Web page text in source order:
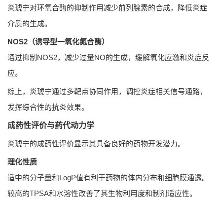
炎琥宁对环氧合酶的抑制作用减少前列腺素的合成，降低炎症
介质的生成。
NOS2（诱导型一氧化氮合酶）
通过抑制NOS2，减少过量NO的生成，缓解氧化应激和炎症反
应。
综上，炎琥宁通过多靶点协同作用，调控炎症相关信号通路，
发挥综合性的抗炎效果。
成药性评价与药代动力学
炎琥宁的成药性评价显示其具备良好的药物开发潜力。
理化性质
适中的分子量和LogP值有利于药物的体内分布和细胞膜通透。
较高的TPSA和水溶性改善了其生物利用度和制剂适应性。